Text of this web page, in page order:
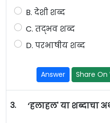
B. देशी शब्द
C. तद्भव शब्द
D. परभाषीय शब्द
Answer Share On
3. ‘हलाहल' या शब्दाचा